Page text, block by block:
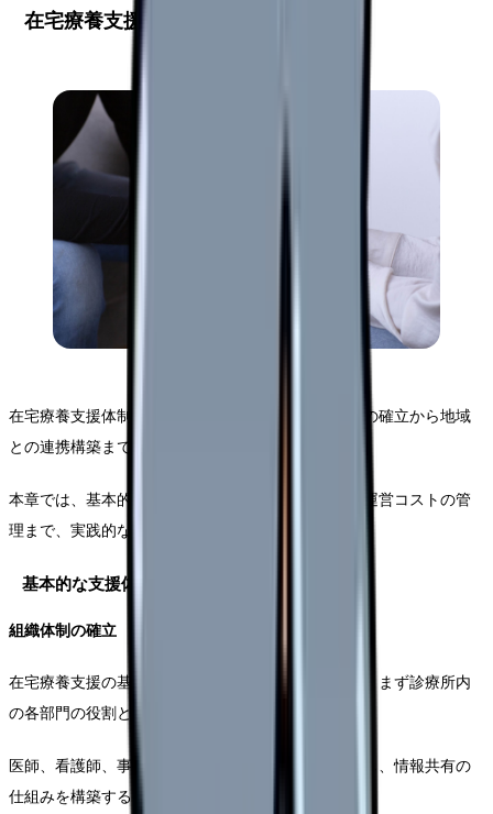
在宅療養支援の体制整備
在宅療養支援体制の整備には、診療所内の組織体制の確立から地域
との連携構築まで、段階的なアプローチが必要です。
本章では、基本的な支援体制の構築から人員配置、運営コストの管
理まで、実践的な手順を解説します。
基本的な支援体制の構築
組織体制の確立
在宅療養支援の基盤となる組織体制を整備するには、まず診療所内
の各部門の役割と責任を明確化する必要があります。
医師、看護師、事務職員それぞれの業務範囲を定義し、情報共有の
仕組みを構築することから始めます。